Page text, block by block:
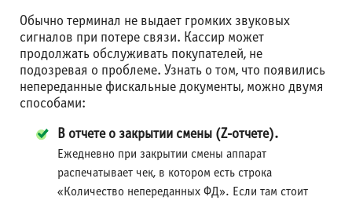
Обычно терминал не выдает громких звуковых
сигналов при потере связи. Кассир может
продолжать обслуживать покупателей, не
подозревая о проблеме. Узнать о том, что появились
непереданные фискальные документы, можно двумя
способами:
В отчете о закрытии смены (Z-отчете).
Ежедневно при закрытии смены аппарат
распечатывает чек, в котором есть строка
«Количество непереданных ФД». Если там стоит